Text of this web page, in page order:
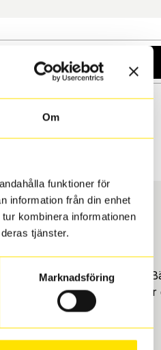
Om
funktioner för
information från din enhet
kombinera informationen
tjänster.
Marknadsföring
Välj mellan Hisingen
att de uppfyller alla krav för